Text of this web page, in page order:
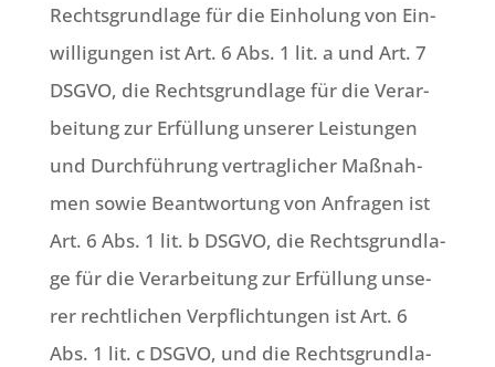
Rechts­grund­la­ge für die Ein­ho­lung von Ein­
wil­li­gun­gen ist Art. 6 Abs. 1 lit. a und Art. 7
DSGVO, die Rechts­grund­la­ge für die Ver­ar­
bei­tung zur Erfül­lung unse­rer Lei­stun­gen
und Durch­füh­rung ver­trag­li­cher Maß­nah­
men sowie Beant­wor­tung von Anfra­gen ist
Art. 6 Abs. 1 lit. b DSGVO, die Rechts­grund­la­
ge für die Ver­ar­bei­tung zur Erfül­lung unse­
rer recht­li­chen Ver­pflich­tun­gen ist Art. 6
Abs. 1 lit. c DSGVO, und die Rechts­grund­la­